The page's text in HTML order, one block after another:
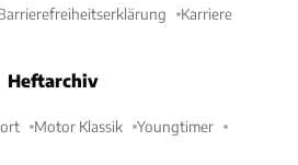
Karriere
Heftarchiv
Motor Klassik Youngtimer